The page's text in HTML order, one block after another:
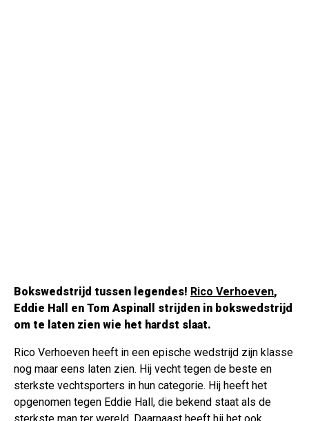
Bokswedstrijd tussen legendes! Rico Verhoeven,
Eddie Hall en Tom Aspinall strijden in bokswedstrijd
om te laten zien wie het hardst slaat.
Rico Verhoeven heeft in een epische wedstrijd zijn klasse
nog maar eens laten zien. Hij vecht tegen de beste en
sterkste vechtsporters in hun categorie. Hij heeft het
opgenomen tegen Eddie Hall, die bekend staat als de